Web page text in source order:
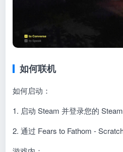
如何联机
如何启动：
1. 启动 Steam 并登录您的 Steam
2. 通过 Fears to Fathom -